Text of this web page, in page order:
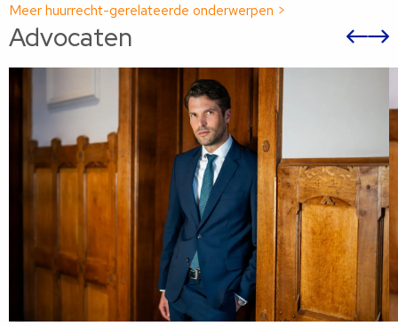
Meer huurrecht-gerelateerde onderwerpen >
Advocaten